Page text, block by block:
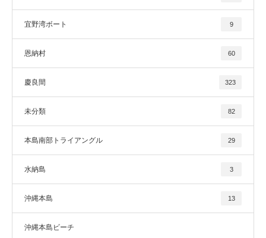
宜野湾ボート 9
恩納村 60
慶良間 323
未分類 82
本島南部トライアングル 29
水納島 3
沖縄本島 13
沖縄本島ビーチ